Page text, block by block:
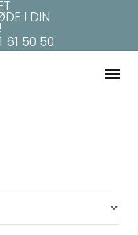
I DIN
61 50 50
Menu